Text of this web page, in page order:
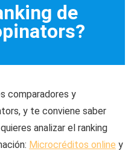
de
comparadores y
y te conviene saber
analizar el ranking
Microcréditos online y